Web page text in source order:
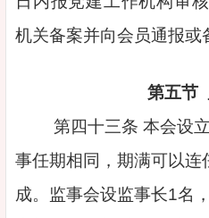
机关备案并向会员通报或
第五节
第四十三条 本会设
事任期相同，期满可以连
成。监事会设监事长1名